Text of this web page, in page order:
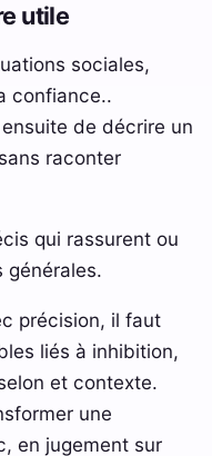
utile
sociales,
confiance..
de décrire un
raconter
qui rassurent ou
générales.
précision, il faut
liés à inhibition,
et contexte.
une
en jugement sur